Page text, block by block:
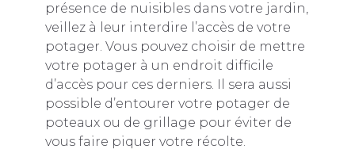
présence de nuisibles dans votre jardin,
veillez à leur interdire l’accès de votre
potager. Vous pouvez choisir de mettre
votre potager à un endroit difficile
d’accès pour ces derniers. Il sera aussi
possible d’entourer votre potager de
poteaux ou de grillage pour éviter de
vous faire piquer votre récolte.